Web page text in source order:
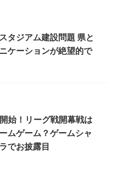
タジアム建設問題 県と
ケーションが絶望的で
始！リーグ戦開幕戦は
ムゲーム？ゲームシャ
でお披露目